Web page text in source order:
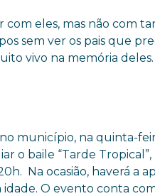
eles, mas não com
sem ver os pais que
vivo na memória
município, na quinta-
o baile “Tarde
Na ocasião, haverá
O evento conta